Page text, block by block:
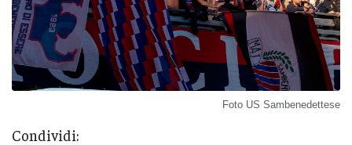
Foto US Sambenedettese
Condividi: